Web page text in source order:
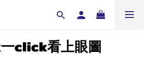
click看上眼圖